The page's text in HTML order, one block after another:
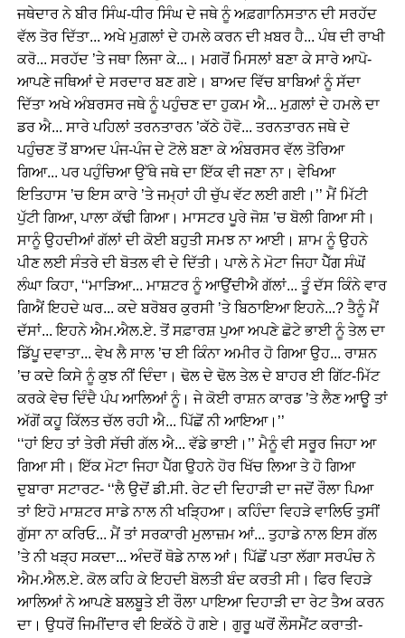
ਜਥੇਦਾਰ ਨੇ ਬੀਰ ਸਿੰਘ-ਧੀਰ ਸਿੰਘ ਦੇ ਜਥੇ ਨੂੰ ਅਫ਼ਗਾਨਿਸਤਾਨ ਦੀ ਸਰਹੱਦ
ਵੱਲ ਤੋਰ ਦਿੱਤਾ... ਅਖੇ ਮੁਗ਼ਲਾਂ ਦੇ ਹਮਲੇ ਕਰਨ ਦੀ ਖ਼ਬਰ ਹੈ... ਪੰਥ ਦੀ ਰਾਖੀ
ਕਰੋ... ਸਰਹੱਦ ’ਤੇ ਜਥਾ ਲਿਜਾ ਕੇ...। ਮਗਰੋਂ ਮਿਸਲਾਂ ਬਣਾ ਕੇ ਸਾਰੇ ਆਪੋ-
ਆਪਣੇ ਜਥਿਆਂ ਦੇ ਸਰਦਾਰ ਬਣ ਗਏ। ਬਾਅਦ ਵਿੱਚ ਬਾਬਿਆਂ ਨੂੰ ਸੱਦਾ
ਦਿੱਤਾ ਅਖੇ ਅੰਬਰਸਰ ਜਥੇ ਨੂੰ ਪਹੁੰਚਣ ਦਾ ਹੁਕਮ ਐ... ਮੁਗ਼ਲਾਂ ਦੇ ਹਮਲੇ ਦਾ
ਡਰ ਐ... ਸਾਰੇ ਪਹਿਲਾਂ ਤਰਨਤਾਰਨ ’ਕੱਠੇ ਹੋਵੋ... ਤਰਨਤਾਰਨ ਜਥੇ ਦੇ
ਪਹੁੰਚਣ ਤੋਂ ਬਾਅਦ ਪੰਜ-ਪੰਜ ਦੇ ਟੋਲੇ ਬਣਾ ਕੇ ਅੰਬਰਸਰ ਵੱਲ ਤੋਰਿਆ
ਗਿਆ... ਪਰ ਪਹੁੰਚਿਆ ਉੱਥੇ ਜਥੇ ਦਾ ਇੱਕ ਵੀ ਜਣਾ ਨਾ। ਵੇਖਿਆ
ਇਤਿਹਾਸ ’ਚ ਇਸ ਕਾਰੇ ’ਤੇ ਜਮ੍ਹਾਂ ਹੀ ਚੁੱਪ ਵੱਟ ਲਈ ਗਈ।’’ ਮੈਂ ਮਿੱਟੀ
ਪੁੱਟੀ ਗਿਆ, ਪਾਲਾ ਕੱਢੀ ਗਿਆ। ਮਾਸਟਰ ਪੂਰੇ ਜੋਸ਼ ’ਚ ਬੋਲੀ ਗਿਆ ਸੀ।
ਸਾਨੂੰ ਉਹਦੀਆਂ ਗੱਲਾਂ ਦੀ ਕੋਈ ਬਹੁਤੀ ਸਮਝ ਨਾ ਆਈ। ਸ਼ਾਮ ਨੂੰ ਉਹਨੇ
ਪੀਣ ਲਈ ਸੰਤਰੇ ਦੀ ਬੋਤਲ ਵੀ ਦੇ ਦਿੱਤੀ। ਪਾਲੇ ਨੇ ਮੋਟਾ ਜਿਹਾ ਪੈੱਗ ਸੰਘੋਂ
ਲੰਘਾ ਕਿਹਾ, ‘‘ਮਾੜਿਆ... ਮਾਸ਼ਟਰ ਨੂੰ ਆਉਂਦੀਐ ਗੱਲਾਂ... ਤੂੰ ਦੱਸ ਕਿੰਨੇ ਵਾਰ
ਗਿਐਂ ਇਹਦੇ ਘਰ... ਕਦੇ ਬਰੋਬਰ ਕੁਰਸੀ ’ਤੇ ਬਿਠਾਇਆ ਇਹਨੇ...? ਤੈਨੂੰ ਮੈਂ
ਦੱਸਾਂ... ਇਹਨੇ ਐਮ.ਐਲ.ਏ. ਤੋਂ ਸਫ਼ਾਰਸ਼ ਪੁਆ ਅਪਣੇ ਛੋਟੇ ਭਾਈ ਨੂੰ ਤੇਲ ਦਾ
ਡਿੱਪੂ ਦਵਾਤਾ... ਵੇਖ ਲੈ ਸਾਲ ’ਚ ਈ ਕਿੰਨਾ ਅਮੀਰ ਹੋ ਗਿਆ ਉਹ... ਰਾਸ਼ਨ
’ਚ ਕਦੇ ਕਿਸੇ ਨੂੰ ਕੁਝ ਨੀਂ ਦਿੰਦਾ। ਢੋਲ ਦੇ ਢੋਲ ਤੇਲ ਦੇ ਬਾਹਰ ਈ ਗਿੱਟ-ਮਿੱਟ
ਕਰਕੇ ਵੇਚ ਦਿੰਦੈ ਪੰਪ ਆਲਿਆਂ ਨੂੰ। ਜੇ ਕੋਈ ਰਾਸ਼ਨ ਕਾਰਡ ’ਤੇ ਲੈਣ ਆਊ ਤਾਂ
ਅੱਗੋਂ ਕਹੂ ਕਿੱਲਤ ਚੱਲ ਰਹੀ ਐ... ਪਿੱਛੋਂ ਨੀ ਆਇਆ।’’
‘‘ਹਾਂ ਇਹ ਤਾਂ ਤੇਰੀ ਸੱਚੀ ਗੱਲ ਐ... ਵੱਡੇ ਭਾਈ।’’ ਮੈਨੂੰ ਵੀ ਸਰੂਰ ਜਿਹਾ ਆ
ਗਿਆ ਸੀ। ਇੱਕ ਮੋਟਾ ਜਿਹਾ ਪੈੱਗ ਉਹਨੇ ਹੋਰ ਖਿੱਚ ਲਿਆ ਤੇ ਹੋ ਗਿਆ
ਦੁਬਾਰਾ ਸਟਾਰਟ- ‘‘ਲੈ ਉਦੋਂ ਡੀ.ਸੀ. ਰੇਟ ਦੀ ਦਿਹਾੜੀ ਦਾ ਜਦੋਂ ਰੌਲਾ ਪਿਆ
ਤਾਂ ਇਹੋ ਮਾਸ਼ਟਰ ਸਾਡੇ ਨਾਲ ਨੀ ਖੜ੍ਹਿਆ। ਕਹਿੰਦਾ ਵਿਹੜੇ ਵਾਲਿਓ ਤੁਸੀਂ
ਗੁੱਸਾ ਨਾ ਕਰਿਓ... ਮੈਂ ਤਾਂ ਸਰਕਾਰੀ ਮੁਲਾਜ਼ਮ ਆਂ... ਤੁਹਾਡੇ ਨਾਲ ਇਸ ਗੱਲ
’ਤੇ ਨੀ ਖੜ੍ਹ ਸਕਦਾ... ਅੰਦਰੋਂ ਥੋਡੇ ਨਾਲ ਆਂ। ਪਿੱਛੋਂ ਪਤਾ ਲੱਗਾ ਸਰਪੰਚ ਨੇ
ਐਮ.ਐਲ.ਏ. ਕੋਲ ਕਹਿ ਕੇ ਇਹਦੀ ਬੋਲਤੀ ਬੰਦ ਕਰਤੀ ਸੀ। ਫਿਰ ਵਿਹੜੇ
ਆਲਿਆਂ ਨੇ ਆਪਣੇ ਬਲਬੂਤੇ ਈ ਰੌਲਾ ਪਾਇਆ ਦਿਹਾੜੀ ਦਾ ਰੇਟ ਤੈਅ ਕਰਨ
ਦਾ। ਉਧਰੋਂ ਜਿਮੀਂਦਾਰ ਵੀ ਇਕੱਠੇ ਹੋ ਗਏ। ਗੁਰੂ ਘਰੋਂ ਲੌਸਮੈਂਟ ਕਰਾਤੀ-